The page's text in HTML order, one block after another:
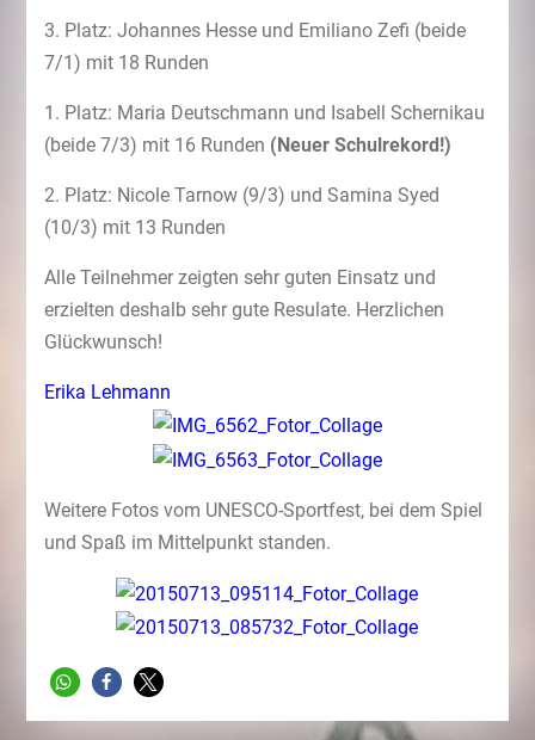
3. Platz: Johannes Hesse und Emiliano Zefi (beide
7/1) mit 18 Runden
1. Platz: Maria Deutschmann und Isabell Schernikau
(beide 7/3) mit 16 Runden (Neuer Schulrekord!)
2. Platz: Nicole Tarnow (9/3) und Samina Syed
(10/3) mit 13 Runden
Alle Teilnehmer zeigten sehr guten Einsatz und
erzielten deshalb sehr gute Resulate. Herzlichen
Glückwunsch!
Erika Lehmann
Weitere Fotos vom UNESCO-Sportfest, bei dem Spiel
und Spaß im Mittelpunkt standen.